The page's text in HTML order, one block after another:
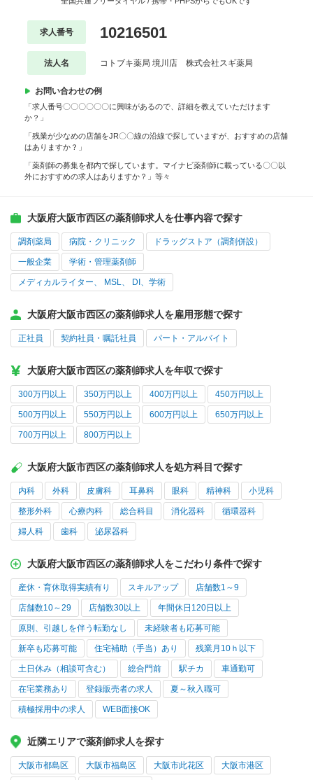
求人番号 10216501
法人名 コトブキ薬局 境川店 株式会社スギ薬局
お問い合わせの例
「求人番号〇〇〇〇〇〇に興味があるので、詳細を教えていただけます
か？」
「残業が少なめの店舗をJR〇〇線の沿線で探していますが、おすすめの店舗
はありますか？」
「薬剤師の募集を都内で探しています。マイナビ薬剤師に載っている〇〇以
外におすすめの求人はありますか？」等々
大阪府大阪市西区の薬剤師求人を仕事内容で探す
調剤薬局 病院・クリニック ドラッグストア（調剤併設）
一般企業 学術・管理薬剤師
メディカルライター、 MSL、 DI、学術
大阪府大阪市西区の薬剤師求人を雇用形態で探す
正社員 契約社員・嘱託社員 パート・アルバイト
大阪府大阪市西区の薬剤師求人を年収で探す
300万円以上 350万円以上 400万円以上 450万円以上
500万円以上 550万円以上 600万円以上 650万円以上
700万円以上 800万円以上
大阪府大阪市西区の薬剤師求人を処方科目で探す
内科 外科 皮膚科 耳鼻科 眼科 精神科 小児科
整形外科 心療内科 総合科目 消化器科 循環器科
婦人科 歯科 泌尿器科
大阪府大阪市西区の薬剤師求人をこだわり条件で探す
産休・育休取得実績有り スキルアップ 店舗数1～9
店舗数10～29 店舗数30以上 年間休日120日以上
原則、引越しを伴う転勤なし 未経験者も応募可能
新卒も応募可能 住宅補助（手当）あり 残業月10ｈ以下
土日休み（相談可含む） 総合門前 駅チカ 車通勤可
在宅業務あり 登録販売者の求人 夏～秋入職可
積極採用中の求人 WEB面接OK
近隣エリアで薬剤師求人を探す
大阪市都島区 大阪市福島区 大阪市此花区 大阪市港区